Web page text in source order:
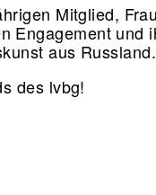
Mitglied,
Engagement und
aus Russland.
des lvbg!